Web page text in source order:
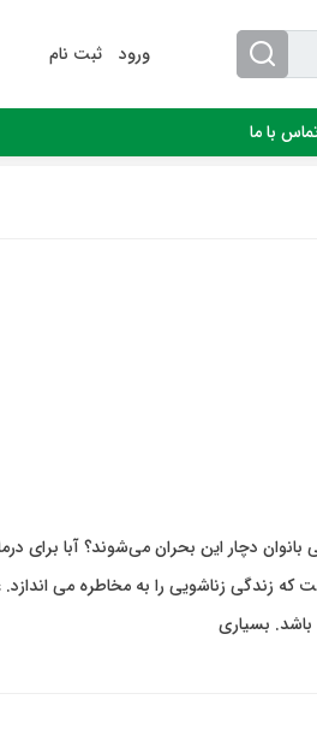
ورود ثبت نام
با ما
دچار این بحران می‌شوند؟ آبا برای
زندگی زناشویی را به مخاطره می
باشد. بسیاری